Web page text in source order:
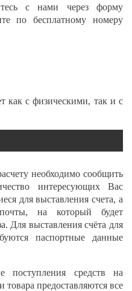
с нами через форму
по бесплатному номеру
как с физическими, так и с
необходимо сообщить
интересующих Вас
для выставления счета, а
на который будет
Для выставления счёта для
паспортные данные
поступления средств на
предоставляются все